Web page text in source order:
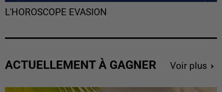
L'HOROSCOPE EVASION
ACTUELLEMENT À GAGNER Voir plus